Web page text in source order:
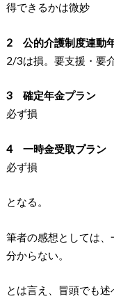
得できるかは微妙
2 公的介護制度連動
2/3は損。要支援・要
3 確定年金プラン
必ず損
4 一時金受取プラン
必ず損
となる。
筆者の感想としては
分からない。
とは言え、冒頭でも